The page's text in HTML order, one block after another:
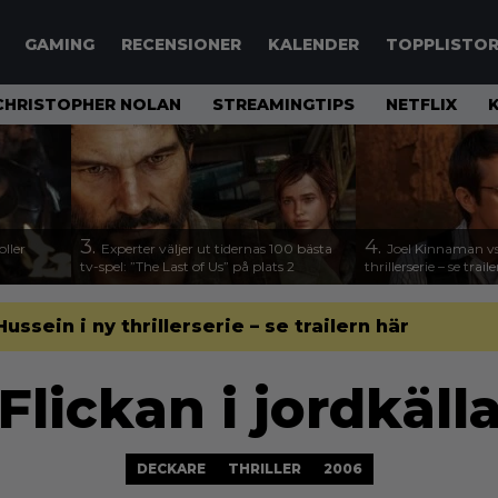
GAMING RECENSIONER KALENDER TOPPLISTOR
NOLAN STREAMINGTIPS NETFLIX
3. Experter väljer ut tidernas 100 bästa
tv-spel: ”The Last of Us” på plats 2
4. Joel Kinnaman
thrillerserie – se
i ny thrillerserie – se trailern här
i
DECKARE THRILLER 2006